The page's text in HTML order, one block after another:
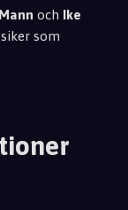
och Ike
som